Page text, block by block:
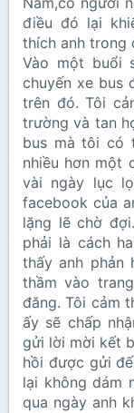
điều đó lại
thích anh trong
Vào một buổi
chuyến xe bus
trên đó. Tôi
trường và tan
bus mà tôi có
nhiều hơn một
vài ngày lục
facebook của
lặng lẽ chờ
phải là cách
thấy anh phản
thầm vào
đăng. Tôi cảm
ấy sẽ chấp
gửi lời mời kết
hồi được gửi
lại không dám
qua ngày anh